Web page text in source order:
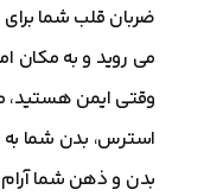
ضربان قلب شما
می روید و به مکان
وقتی ایمن
استرس، بدن شما
بدن و ذهن شما آرام